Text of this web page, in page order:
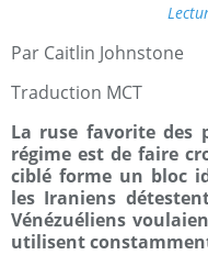
Par Caitlin Johnstone
Traduction MCT
La ruse favorite des
régime est de faire
ciblé forme un bloc
les Iraniens
Vénézuéliens
utilisent